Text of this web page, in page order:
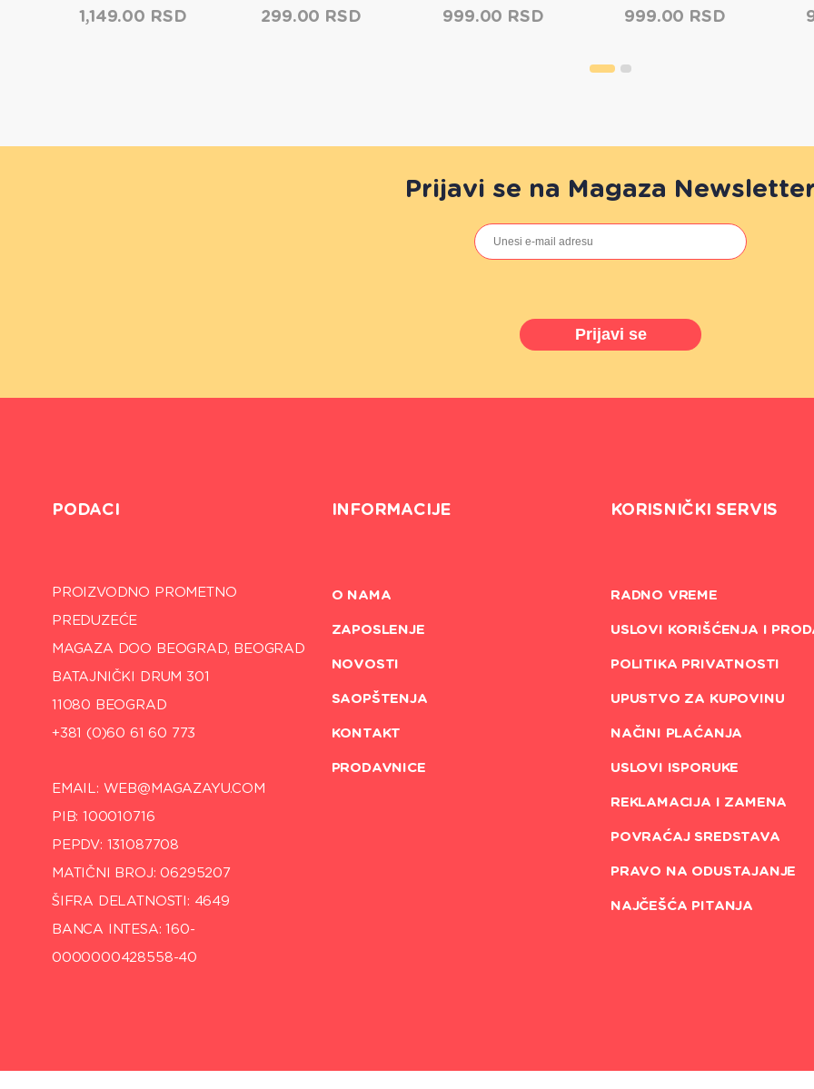
CARS 3 RACER
LISCIANI
1,149.00 RSD 299.00 RSD 999.00 RSD
FACTORY 646157
999.00 RSD
Prijavi se na Magaza Newsletter
Prijavi se
PODACI
PROIZVODNO PROMETNO
PREDUZEĆE
MAGAZA DOO BEOGRAD, BEOGRAD
BATAJNIČKI DRUM 301
11080 BEOGRAD
+381 (0)60 61 60 773
EMAIL: WEB@MAGAZAYU.COM
PIB: 100010716
PEPDV: 131087708
MATIČNI BROJ: 06295207
ŠIFRA DELATNOSTI: 4649
BANCA INTESA: 160-
0000000428558-40
INFORMACIJE
O NAMA
ZAPOSLENJE
NOVOSTI
SAOPŠTENJA
KONTAKT
PRODAVNICE
KORISNIČKI SERVIS
RADNO VREME
USLOVI KORIŠĆENJA I
POLITIKA PRIVATNOSTI
UPUSTVO ZA KUPOVINU
NAČINI PLAĆANJA
USLOVI ISPORUKE
REKLAMACIJA I ZAMENA
POVRAĆAJ SREDSTAVA
PRAVO NA ODUSTAJANJE
NAJČEŠĆA PITANJA